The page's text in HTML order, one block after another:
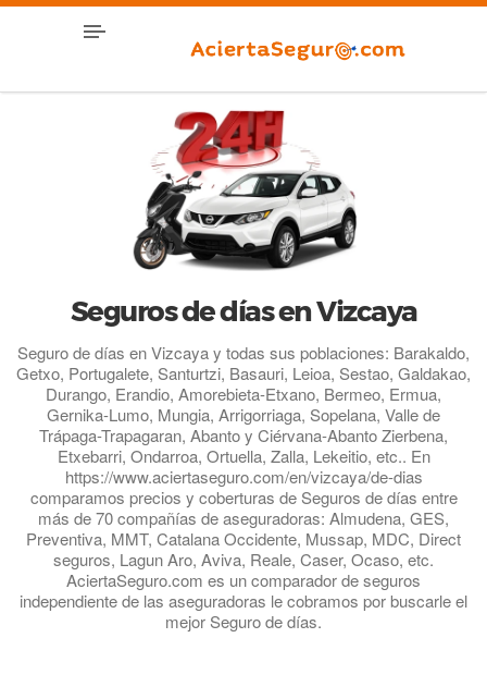
Seguros de días en Vizcaya
Seguro de días en Vizcaya y todas sus poblaciones: Barakaldo,
Getxo, Portugalete, Santurtzi, Basauri, Leioa, Sestao, Galdakao,
Durango, Erandio, Amorebieta-Etxano, Bermeo, Ermua,
Gernika-Lumo, Mungia, Arrigorriaga, Sopelana, Valle de
Trápaga-Trapagaran, Abanto y Ciérvana-Abanto Zierbena,
Etxebarri, Ondarroa, Ortuella, Zalla, Lekeitio, etc.. En
https://www.aciertaseguro.com/en/vizcaya/de-dias
comparamos precios y coberturas de Seguros de días entre
más de 70 compañías de aseguradoras: Almudena, GES,
Preventiva, MMT, Catalana Occidente, Mussap, MDC, Direct
seguros, Lagun Aro, Aviva, Reale, Caser, Ocaso, etc.
AciertaSeguro.com es un comparador de seguros
independiente de las aseguradoras le cobramos por buscarle el
mejor Seguro de días.